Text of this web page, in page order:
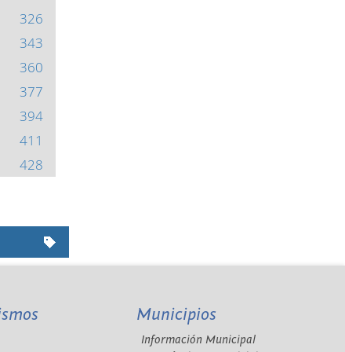
326
343
360
377
394
411
428
Municipios
Información Municipal